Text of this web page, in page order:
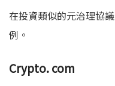
在投資類似的元治理協
例。
Crypto. com